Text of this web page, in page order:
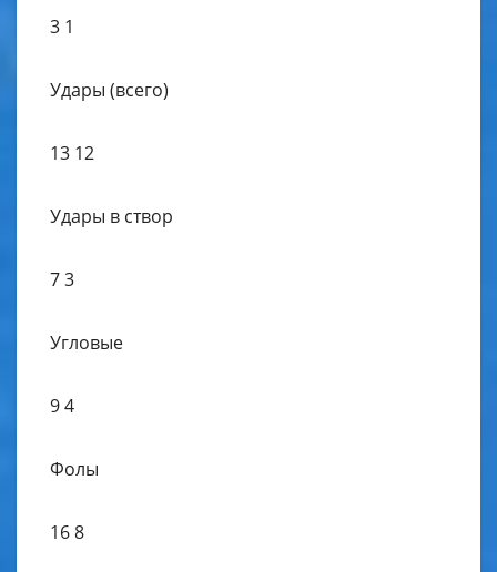
3 1
Удары (всего)
13 12
Удары в створ
7 3
Угловые
9 4
Фолы
16 8